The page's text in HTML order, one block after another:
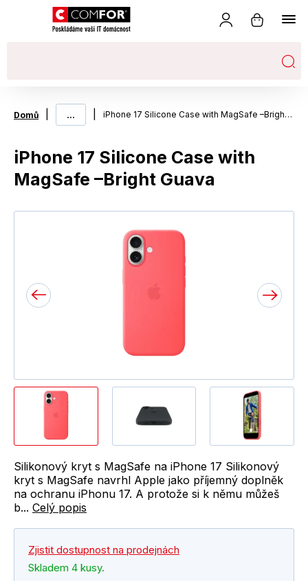
Domů ... iPhone 17 Silicone Case with MagSafe –Bright Guava
iPhone 17 Silicone Case with
MagSafe –Bright Guava
Silikonový kryt s MagSafe na iPhone 17 Silikonový
kryt s MagSafe navrhl Apple jako příjemný doplněk
na ochranu iPhonu 17. A protože si k němu můžeš
b... Celý popis
Zjistit dostupnost na prodejnách
Skladem 4 kusy.